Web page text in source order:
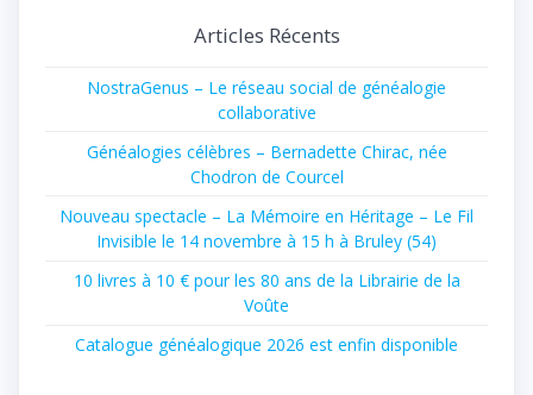
Articles Récents
NostraGenus – Le réseau social de généalogie
collaborative
Généalogies célèbres – Bernadette Chirac, née
Chodron de Courcel
Nouveau spectacle – La Mémoire en Héritage – Le Fil
Invisible le 14 novembre à 15 h à Bruley (54)
10 livres à 10 € pour les 80 ans de la Librairie de la
Voûte
Catalogue généalogique 2026 est enfin disponible